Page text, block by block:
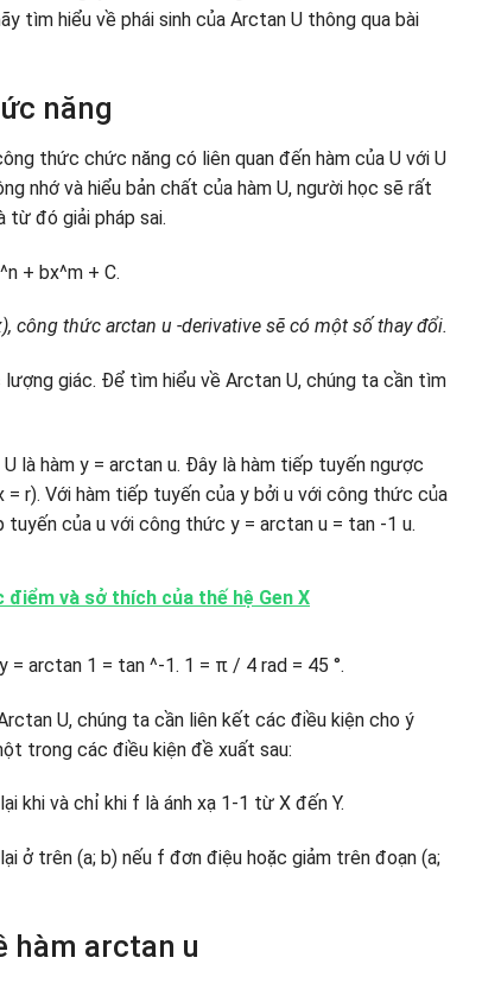
tìm hiểu về phái sinh của Arctan U thông qua bài
năng
thức chức năng có liên quan đến hàm của U với U
nhớ và hiểu bản chất của hàm U, người học sẽ rất
từ đó giải pháp sai.
+ bx^m + C.
công thức arctan u -derivative sẽ có một số thay đổi.
giác. Để tìm hiểu về Arctan U, chúng ta cần tìm
là hàm y = arctan u. Đây là hàm tiếp tuyến ngược
r). Với hàm tiếp tuyến của y bởi u với công thức của
của u với công thức y = arctan u = tan -1 u.
điểm và sở thích của thế hệ Gen X
= arctan 1 = tan ^-1. 1 = π / 4 rad = 45 °.
U, chúng ta cần liên kết các điều kiện cho ý
trong các điều kiện đề xuất sau:
khi và chỉ khi f là ánh xạ 1-1 từ X đến Y.
ở trên (a; b) nếu f đơn điệu hoặc giảm trên đoạn (a;
hàm arctan u